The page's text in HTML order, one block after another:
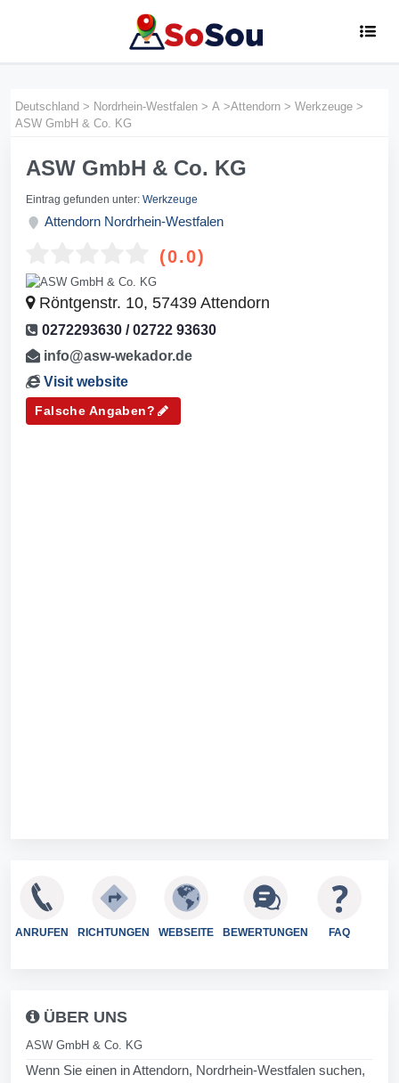
Deutschland > Nordrhein-Westfalen > A >Attendorn > Werkzeuge >
ASW GmbH & Co. KG
ASW GmbH & Co. KG
Eintrag gefunden unter: Werkzeuge
Attendorn Nordrhein-Westfalen
(0.0)
Röntgenstr. 10, 57439 Attendorn
0272293630 / 02722 93630
info@asw-wekador.de
Visit website
Falsche Angaben?
ANRUFEN RICHTUNGEN WEBSEITE BEWERTUNGEN FAQ
ÜBER UNS
ASW GmbH & Co. KG
Wenn Sie einen in Attendorn, Nordrhein-Westfalen suchen,